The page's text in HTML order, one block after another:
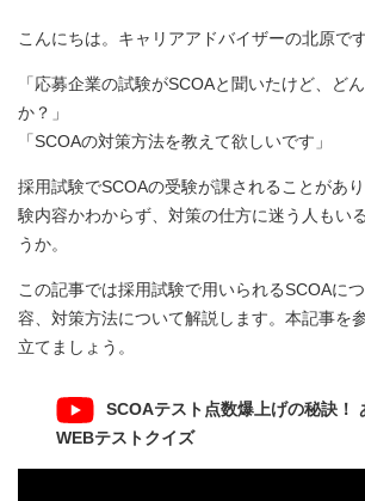
こんにちは。キャリアアドバイザーの北原です
「応募企業の試験がSCOAと聞いたけど、ど
か？」
「SCOAの対策方法を教えて欲しいです」
採用試験でSCOAの受験が課されることがあ
験内容かわからず、対策の仕方に迷う人もい
うか。
この記事では採用試験で用いられるSCOAに
容、対策方法について解説します。本記事を
立てましょう。
SCOAテスト点数爆上げの秘訣！
WEBテストクイズ